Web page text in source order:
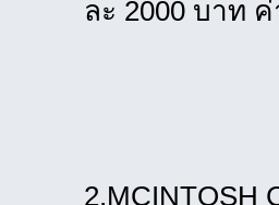
ละ 2000 บาท
2,MCINTOSH